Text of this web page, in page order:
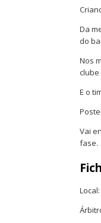
Da
do
Nos
clube
E o
Vai
fase.